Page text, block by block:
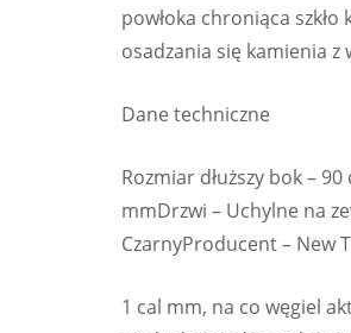
powłoka chroniąca
osadzania się kamienia z
Dane techniczne
Rozmiar dłuższy bok –
mmDrzwi – Uchylne na
CzarnyProducent – New
1 cal mm, na co węgiel